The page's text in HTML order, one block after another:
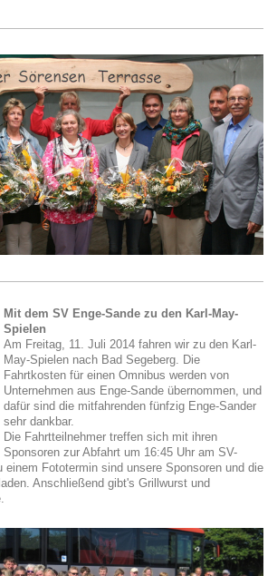
Mit dem SV Enge-Sande zu den Karl-May-
Spielen
Am Freitag, 11. Juli 2014 fahren wir zu den Karl-
May-Spielen nach Bad Segeberg. Die
Fahrtkosten für einen Omnibus werden von
Unternehmen aus Enge-Sande übernommen, und
dafür sind die mitfahrenden fünfzig Enge-Sander
sehr dankbar.
Die Fahrtteilnehmer treffen sich mit ihren
Sponsoren zur Abfahrt um 16:45 Uhr am SV-
einem Fototermin sind unsere Sponsoren und die
Anschließend gibt's Grillwurst und